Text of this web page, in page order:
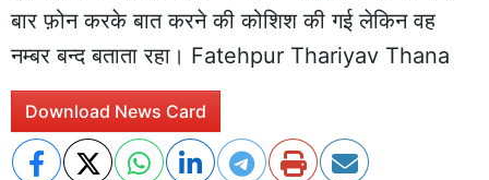
बार फ़ोन करके बात करने की कोशिश की गई लेकिन वह
नम्बर बन्द बताता रहा। Fatehpur Thariyav Thana
Download News Card